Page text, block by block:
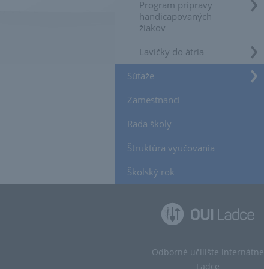
Program prípravy
handicapovaných
žiakov
Lavičky do átria
Súťaže
Zamestnanci
Rada školy
Štruktúra vyučovania
Školský rok
Odborné učilište internátne
Ladce